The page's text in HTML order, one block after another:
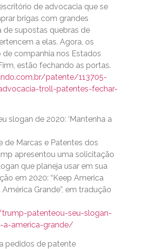
de advocacia que se
brigas com grandes
de supostas quebras de
a elas. Agora, os
de companhia nos Estados
estão fechando as portas.
patente/113705-
troll-patentes-fechar-
slogan de 2020: ‘Mantenha a
de Marcas e Patentes dos
apresentou uma solicitação
que planeja usar em sua
em 2020: “Keep America
América Grande”, em tradução
patenteou-seu-slogan-
a-america-grande/
pedidos de patente